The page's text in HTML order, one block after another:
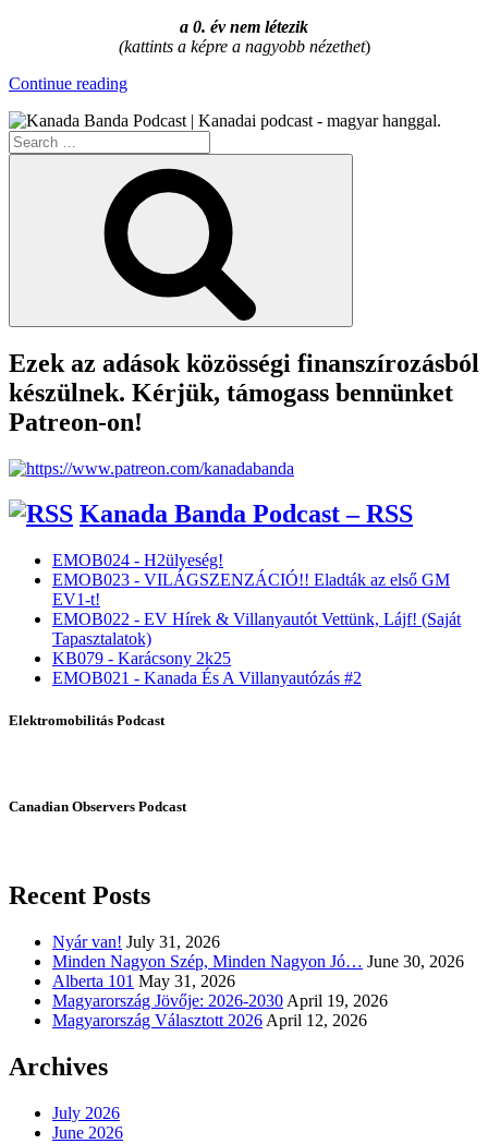
a 0. év nem létezik
(kattints a képre a nagyobb nézethet)
Continue reading“A
Év”
Search
for:
Ezek az adások közösségi finanszírozásból
készülnek. Kérjük, támogass bennünket
Patreon-on!
Kanada Banda Podcast – RSS
EMOB024 - H2ülyeség!
EMOB023 - VILÁGSZENZÁCIÓ!! Eladták az első GM
EV1-t!
EMOB022 - EV Hírek & Villanyautót Vettünk, Lájf! (Saját
Tapasztalatok)
KB079 - Karácsony 2k25
EMOB021 - Kanada És A Villanyautózás #2
Elektromobilitás Podcast
Canadian Observers Podcast
Recent Posts
Nyár van! July 31, 2026
Minden Nagyon Szép, Minden Nagyon Jó… June 30, 2026
Alberta 101 May 31, 2026
Magyarország Jövője: 2026-2030 April 19, 2026
Magyarország Választott 2026 April 12, 2026
Archives
July 2026
June 2026